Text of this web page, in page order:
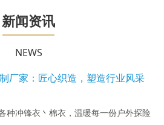
新闻资讯
NEWS
种冲锋衣丶棉衣，温暖每一份户外探险